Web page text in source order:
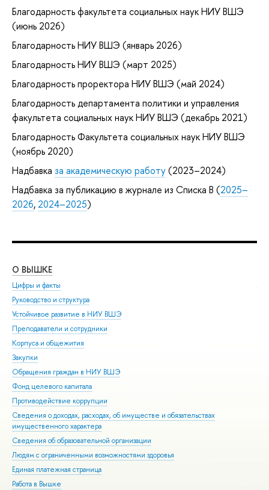
Благодарность факультета социальных наук НИУ ВШЭ
(июнь 2026)
Благодарность НИУ ВШЭ (январь 2026)
Благодарность НИУ ВШЭ (март 2025)
Благодарность проректора НИУ ВШЭ (май 2024)
Благодарность департамента политики и управления
факультета социальных наук НИУ ВШЭ (декабрь 2021)
Благодарность Факультета социальных наук НИУ ВШЭ
(ноябрь 2020)
Надбавка за академическую работу(2023–2024)
Надбавка за публикацию в журнале из Списка B (2025–
2026, 2024–2025)
О ВЫШКЕ
Цифры и факты
Руководство и структура
Устойчивое развитие в НИУ ВШЭ
Преподаватели и сотрудники
Корпуса и общежития
Закупки
Обращения граждан в НИУ ВШЭ
Фонд целевого капитала
Противодействие коррупции
Сведения о доходах, расходах, об имуществе и обязательствах
имущественного характера
Сведения об образовательной организации
Людям с ограниченными возможностями здоровья
Единая платежная страница
Работа в Вышке